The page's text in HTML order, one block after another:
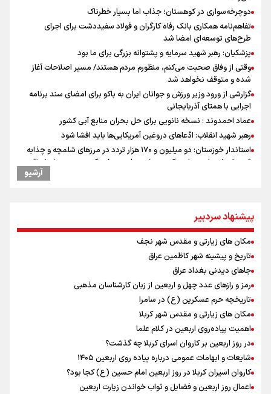
دوچرخه‌سواری در کوهستان؛ جذاب اما بسیار خطرناک
تفاهم‌نامه همکاری بانک رفاه کارگران و فولاد سفیددشت برای اجرای
طرح‌های توسعه‌ای امضا شد
پزشکیان: رهبر شهید سرمایه و پشتوانه بزرگی برای ما بود
وقتی از وفاق صحبت می‌کنم، منظورم مردم هستند/ مسیر اصلاحات آغاز
شده و متوقف نخواهد شد
گزارشی از ورود وزیر ورزش و جوانان ایران به باکو برای امضای سند برنامه
اجرایی با همتای آذربایجانی
عماد احمدوند : نسخه نانویی برای حل بحران منابع آبی کشور
رهبر شهید انقلاب: ادّعاهای دروغین آمریکایی‌ها باید افشا شود
استاندار خوزستان: دو میلیون و ۱۷۰ هزار تردد در مرزهای شلمچه و چذابه
ثبت شد / برپایی هزار موکب در خوزستان و ۱۰۰ موکب در مسیر نجف تا
جابجایی مرکز ثقل اقتصاد جهان انجام شد/ فرصت طلایی برای اقتصاد
ایران +نمودار
امیررضا غلامی، ملی پوش تکواندو : تمرکزم روی مسابقات پاکستان است نه
بازی های آسیایی
کانادا دو مظنون تیراندازی در نزدیکی کنسولگری آمریکا را بازداشت کرد
رادین زینالی، ملی پوش تکواندو : قدم به قدم تلاش می کنم تا به طلای
المپیک برسم
نصیری: امیدوارم با خوشرنگ‌ترین مدال‌ها به ایران برگردیم/ حضور شهاب
حسینی در اردو به تیم انگیزه می‌دهد/ امیدوارم پرسپولیس فصل موفقی
داشته باشد
اردوی تیم ملی تکواندو
دانیال شه‌بخش: اردوی ازبکستان کیفیت فنی تیم ملی را بالا برد/ برای
مدال ناگویا باید قهرمانان جهان و المپیک را شکست دهیم
آرشیو
پیشنهاد سردبیر
مکان های زیارتی و مقدس شهر نجف
تاریخ و پیشینه شهر کاظمین عراق
جاهای دیدنی بغداد عراق
رمز و رازهای عدد چهل و اربعین از زبان کارشناسان مذهبی
تاریخچه حرم عسکرین (ع) در سامرا
مکان های زیارتی و مقدس شهر کربلا
اهمیت پیاده‌روی اربعین در کلام علما
در روز اربعین بر کاروان اسرای کربلا چه گذشت؟
شایعات و ابهامات عمومی درباره پیاده روی اربعین ۱۴۰۵
کاروان اسیران کربلا در روز اربعین امام حسین (ع) کجا بود؟
اعمال روز اربعین و فضایل و ثواب خواندن زیارت اربعین